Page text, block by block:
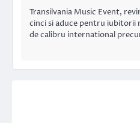
Transilvania Music Event,
cinci si aduce pentru
de calibru international